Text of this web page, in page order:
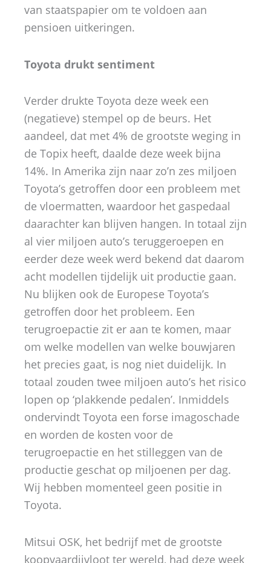
van staatspapier om te voldoen aan
pensioen uitkeringen.
Toyota drukt sentiment
Verder drukte Toyota deze week een
(negatieve) stempel op de beurs. Het
aandeel, dat met 4% de grootste weging in
de Topix heeft, daalde deze week bijna
14%. In Amerika zijn naar zo’n zes miljoen
Toyota’s getroffen door een probleem met
de vloermatten, waardoor het gaspedaal
daarachter kan blijven hangen. In totaal zijn
al vier miljoen auto’s teruggeroepen en
eerder deze week werd bekend dat daarom
acht modellen tijdelijk uit productie gaan.
Nu blijken ook de Europese Toyota’s
getroffen door het probleem. Een
terugroepactie zit er aan te komen, maar
om welke modellen van welke bouwjaren
het precies gaat, is nog niet duidelijk. In
totaal zouden twee miljoen auto’s het risico
lopen op ‘plakkende pedalen’. Inmiddels
ondervindt Toyota een forse imagoschade
en worden de kosten voor de
terugroepactie en het stilleggen van de
productie geschat op miljoenen per dag.
Wij hebben momenteel geen positie in
Toyota.
Mitsui OSK, het bedrijf met de grootste
koopvaardijvloot ter wereld, had deze week